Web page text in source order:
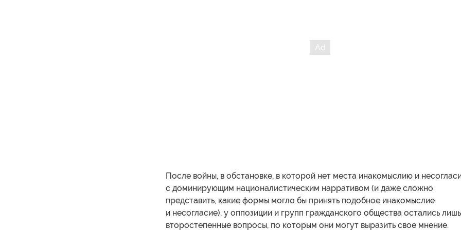
После войны, в обстановке, в которой нет места инакомыслию и
с доминирующим националистическим нарративом (и даже сложно
представить, какие формы могло бы принять подобное инакомыслие
и несогласие), у оппозиции и групп гражданского общества остались лишь
второстепенные вопросы, по которым они могут выразить свое мнение.